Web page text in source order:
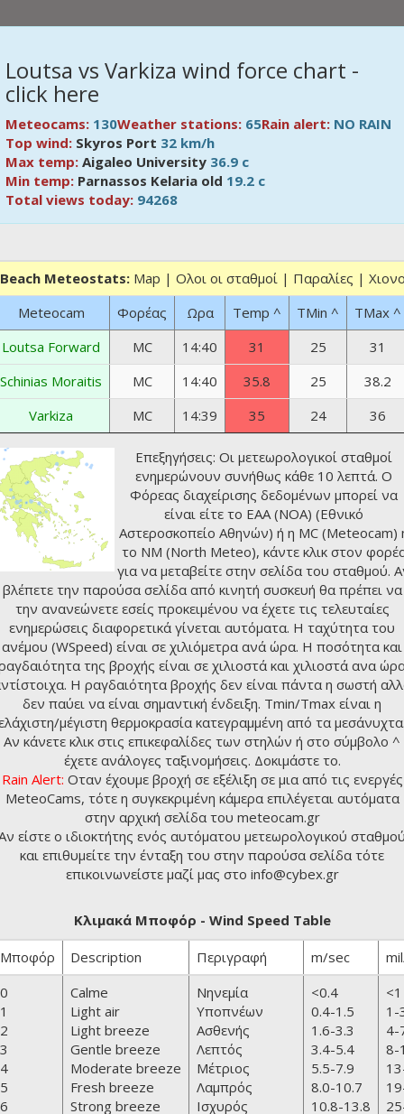
Loutsa vs Varkiza wind force chart -
click here
Meteocams: 130Weather stations: 65Rain alert: NO RAIN
Top wind: Skyros Port 32 km/h
Max temp: Aigaleo University 36.9 c
Min temp: Parnassos Kelaria old 19.2 c
Total views today: 94268
Beach Meteostats: Map | Ολοι οι σταθμοί | Παραλίες |
Meteocam
Φορέας Ωρα Temp ^ TMin ^ TMax ^
Loutsa Forward
MC 14:40 31 25
31
Schinias Moraitis
MC 14:40 35.8 25
38.2
Varkiza
MC 14:39 35 24 36
Επεξηγήσεις: Οι μετεωρολογικοί σταθμοί
ενημερώνουν συνήθως κάθε 10 λεπτά. Ο
Φόρεας διαχείρισης δεδομένων μπορεί να
είναι είτε το ΕΑΑ (NOA) (Εθνικό
Αστεροσκοπείο Αθηνών) ή η MC (Meteocam)
το NM (North Meteo), κάντε κλικ στον
για να μεταβείτε στην σελίδα του σταθμού.
βλέπετε την παρούσα σελίδα από κινητή συσκευή θα πρέπει να
την ανανεώνετε εσείς προκειμένου να έχετε τις τελευταίες
ενημερώσεις διαφορετικά γίνεται αυτόματα. Η ταχύτητα του
ανέμου (WSpeed) είναι σε χιλιόμετρα ανά ώρα. Η ποσότητα και
της βροχής είναι σε χιλιοστά και χιλιοστά ανα
Η ραγδαιότητα βροχής δεν είναι πάντα η σωστή
δεν παύει να είναι σημαντική ένδειξη. Tmin/Tmax είναι η
μέγιστη θερμοκρασία κατεγραμμένη από τα
Αν κάνετε κλικ στις επικεφαλίδες των στηλών ή στο σύμβολο ^
έχετε ανάλογες ταξινομήσεις. Δοκιμάστε το.
Rain Alert: Οταν έχουμε βροχή σε εξέλιξη σε μια από τις ενεργές
MeteoCams, τότε η συγκεκριμένη κάμερα επιλέγεται αυτόματα
στην αρχική σελίδα του meteocam.gr
είστε ο ιδιοκτήτης ενός αυτόματου μετεωρολογικού
και επιθυμείτε την ένταξη του στην παρούσα σελίδα τότε
επικοινωνείστε μαζί μας στο info@cybex.gr
Κλιμακά Μποφόρ - Wind Speed Table
Μποφόρ Description Περιγραφή m/sec
0
1
2
3
4
5
6
Calme
Light air
Light breeze
Gentle breeze
Moderate breeze
Fresh breeze
Strong breeze
Νηνεμία
Υποπνέων
Ασθενής
Λεπτός
Μέτριος
Λαμπρός
Ισχυρός
<0.4
0.4-1.5
1.6-3.3
3.4-5.4
5.5-7.9
8.0-10.7
10.8-13.8
<1
1-
4-
8-